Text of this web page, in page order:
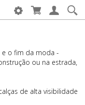
e o fim da moda -
ou na estrada,
de alta visibilidade